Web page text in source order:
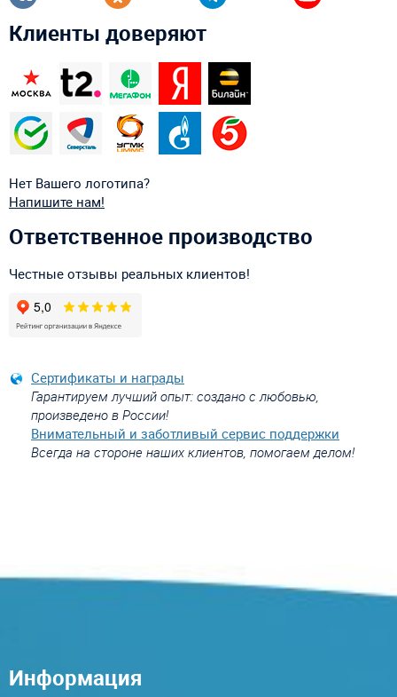
Клиенты доверяют
Нет Вашего логотипа?
Напишите нам!
Ответственное производство
Честные отзывы реальных клиентов!
Сертификаты и награды
Гарантируем лучший опыт: создано с любовью,
произведено в России!
Внимательный и заботливый сервис поддержки
Всегда на стороне наших клиентов, помогаем делом!
Информация